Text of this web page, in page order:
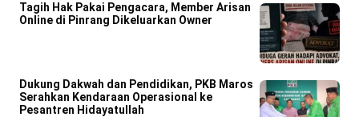
Tagih Hak Pakai Pengacara, Member Arisan
Online di Pinrang Dikeluarkan Owner
Dukung Dakwah dan Pendidikan, PKB Maros
Serahkan Kendaraan Operasional ke
Pesantren Hidayatullah